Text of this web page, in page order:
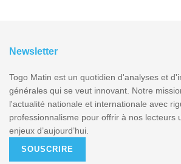
Newsletter
Togo Matin est un quotidien d'analyses et
générales qui se veut innovant. Notre
l'actualité nationale et internationale avec
professionnalisme pour offrir à nos lecteurs
enjeux d’aujourd’hui.
SOUSCRIRE